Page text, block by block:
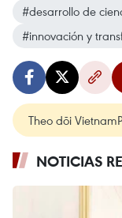
#desarrollo de
#innovación y
Theo dõi
NOTICIAS